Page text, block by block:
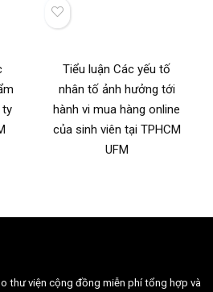
ty
Tiểu luận Các yếu tố
nhân tố ảnh hưởng tới
hành vi mua hàng online
của sinh viên tại TPHCM
UFM
thư viện cộng đồng miễn phí tổng hợp và